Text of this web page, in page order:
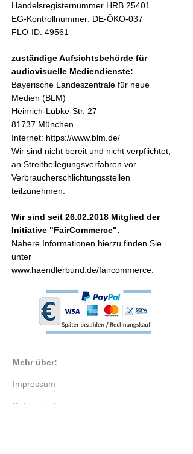
Handelsregisternummer HRB 25401
EG-Kontrollnummer: DE-ÖKO-037
FLO-ID: 49561
zuständige Aufsichtsbehörde für
audiovisuelle Mediendienste:
Bayerische Landeszentrale für neue
Medien (BLM)
Heinrich-Lübke-Str. 27
81737 München
Internet: https://www.blm.de/
Wir sind nicht bereit und nicht verpflichtet,
an Streitbeilegungsverfahren vor
Verbraucherschlichtungsstellen
teilzunehmen.
Wir sind seit 26.02.2018 Mitglied der
Initiative "FairCommerce".
Nähere Informationen hierzu finden Sie
unter
www.haendlerbund.de/faircommerce.
Mehr über:
Impressum
Datenschutz